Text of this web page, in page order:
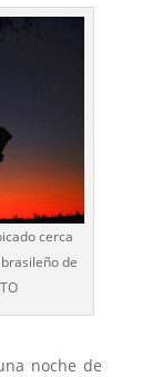
cerca
de
noche de